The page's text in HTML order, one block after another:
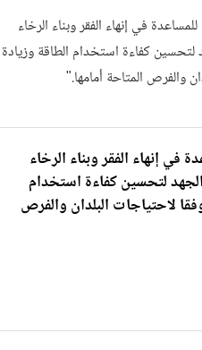
في إنهاء الفقر وبناء الرخاء
لتحسين كفاءة استخدام الطاقة وزيادة
والفرص المتاحة أمامها."
في إنهاء الفقر وبناء الرخاء
لتحسين كفاءة استخدام
لاحتياجات البلدان والفرص